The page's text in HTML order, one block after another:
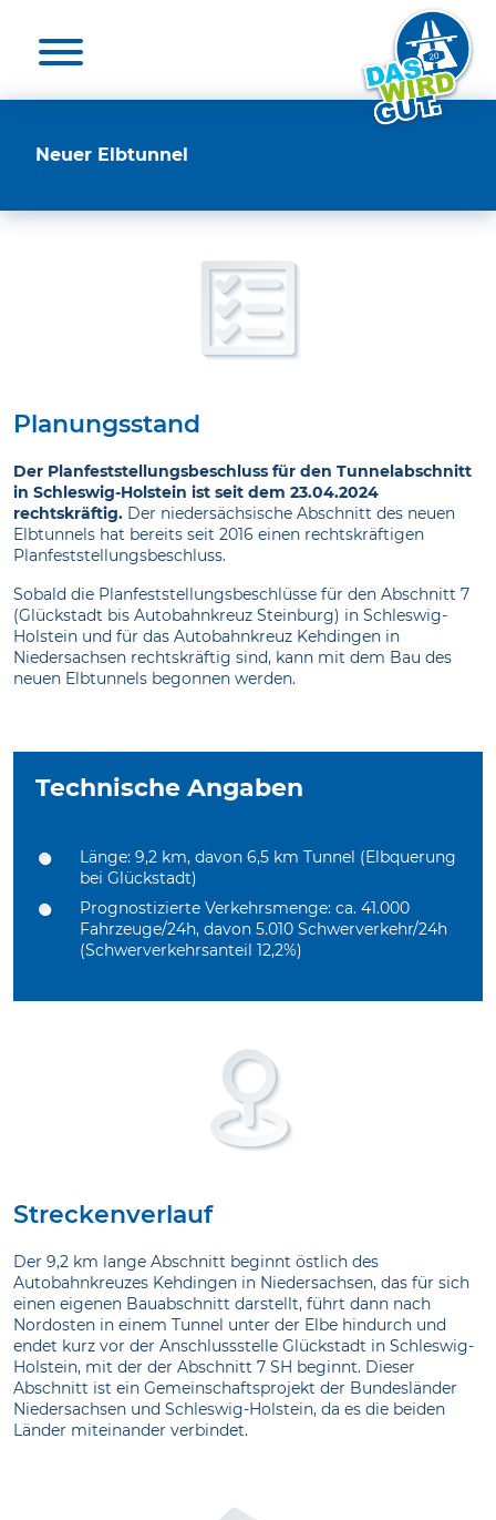
Neuer Elbtunnel
Planungsstand
Der Planfeststellungsbeschluss für den Tunnelabschnitt
in Schleswig-Holstein ist seit dem 23.04.2024
rechtskräftig. Der niedersächsische Abschnitt des neuen
Elbtunnels hat bereits seit 2016 einen rechtskräftigen
Planfeststellungsbeschluss.
Sobald die Planfeststellungsbeschlüsse für den Abschnitt 7
(Glückstadt bis Autobahnkreuz Steinburg) in Schleswig-
Holstein und für das Autobahnkreuz Kehdingen in
Niedersachsen rechtskräftig sind, kann mit dem Bau des
neuen Elbtunnels begonnen werden.
Technische Angaben
Länge: 9,2 km, davon 6,5 km Tunnel (Elbquerung
bei Glückstadt)
Prognostizierte Verkehrsmenge: ca. 41.000
Fahrzeuge/24h, davon 5.010 Schwerverkehr/24h
(Schwerverkehrsanteil 12,2%)
Streckenverlauf
Der 9,2 km lange Abschnitt beginnt östlich des
Autobahnkreuzes Kehdingen in Niedersachsen, das für sich
einen eigenen Bauabschnitt darstellt, führt dann nach
Nordosten in einem Tunnel unter der Elbe hindurch und
endet kurz vor der Anschlussstelle Glückstadt in Schleswig-
Holstein, mit der der Abschnitt 7 SH beginnt. Dieser
Abschnitt ist ein Gemeinschaftsprojekt der Bundesländer
Niedersachsen und Schleswig-Holstein, da es die beiden
Länder miteinander verbindet.